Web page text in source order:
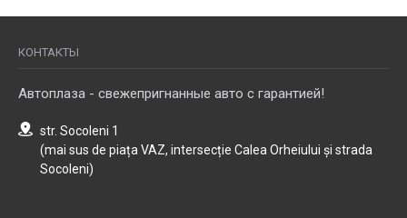
КОНТАКТЫ
Автоплаза - свежепригнанные авто с гарантией!
str. Socoleni 1
(mai sus de piața VAZ, intersecție Calea Orheiului și strada
Socoleni)